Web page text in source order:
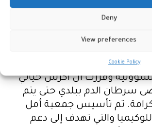
Deny
View preferences
Cookie Policy
وتمكينهم من الاستفادة من
راكمتها خلال فترة العالج الممتدة
أكثر من 20 سنة. هنا أخذ سؤال “لم أنا” بعدًا
ومساندة المرضى ومرافقيهم،
وقررت أن أكرس حياتي
سرطان الدم ببلدي حتى يتم
تم تأسيس جمعية أمل
والتي تهدف إلى دعم